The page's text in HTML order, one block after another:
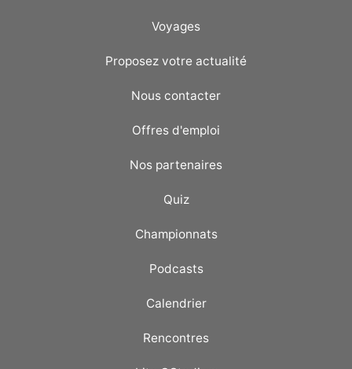
Voyages
Proposez votre actualité
Nous contacter
Offres d'emploi
Nos partenaires
Quiz
Championnats
Podcasts
Calendrier
Rencontres